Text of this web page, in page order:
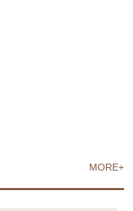
MORE+